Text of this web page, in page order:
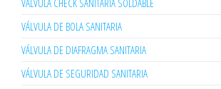
VÁLVULA CHECK SANITARIA SOLDABLE
VÁLVULA DE BOLA SANITARIA
VÁLVULA DE DIAFRAGMA SANITARIA
VÁLVULA DE SEGURIDAD SANITARIA